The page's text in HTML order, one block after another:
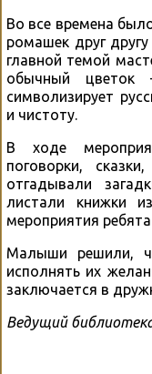
Во все времена
ромашек друг
главной темой
обычный цветок
символизирует
и чистоту.
В ходе
поговорки,
отгадывали
листали книжки
мероприятия
Малыши решили,
исполнять их
заключается в
Ведущий